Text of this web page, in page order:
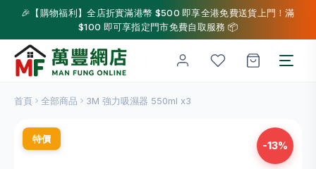
🎉【購物福利】全店折實滿港幣 $500 即享全港免費送貨上門！滿
$100 即可享指定門市免費自取服務 📦
首頁 全部商品 3M 強力吸濕器 550ml x3
-13%
特價